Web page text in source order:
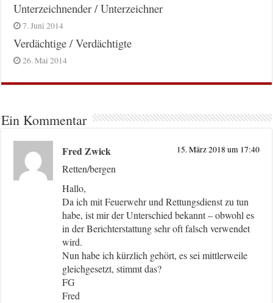
Unterzeichnender / Unterzeichner
7. Juni 2014
Verdächtige / Verdächtigte
26. Mai 2014
Ein Kommentar
Fred Zwick 15. März 2018 um 17:40
Retten/bergen
Hallo,
Da ich mit Feuerwehr und Rettungsdienst zu tun
habe, ist mir der Unterschied bekannt – obwohl es
in der Berichterstattung sehr oft falsch verwendet
wird.
Nun habe ich kürzlich gehört, es sei mittlerweile
gleichgesetzt, stimmt das?
FG
Fred